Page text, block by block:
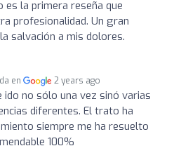
es la primera reseña que
profesionalidad. Un gran
salvación a mis dolores.
en 2 years ago
ido no sólo una vez sinó varias
diferentes. El trato ha
siempre me ha resuelto
100%